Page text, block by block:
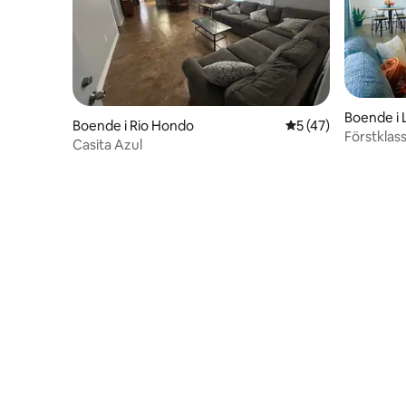
Boende i Rio Hondo 5 av 5 i
5 (47)
Casita Azul
Boende i